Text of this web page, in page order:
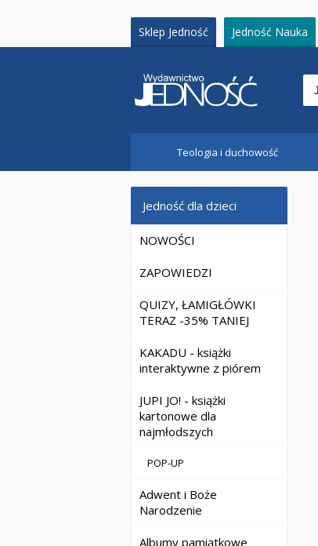
Sklep Jedność Jedność Nauka
Teologia i duchowość
Jedność dla dzieci
NOWOŚCI
ZAPOWIEDZI
QUIZY, ŁAMIGŁÓWKI
TERAZ -35% TANIEJ
KAKADU - książki
interaktywne z piórem
JUPI JO! - książki
kartonowe dla
najmłodszych
POP-UP
Adwent i Boże
Narodzenie
Albumy pamiątkowe